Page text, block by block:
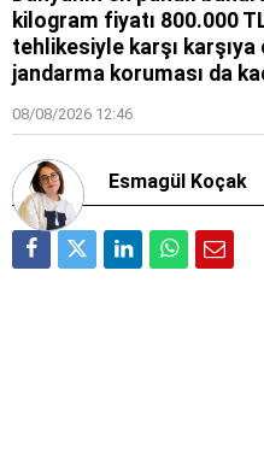
kilogram fiyatı 800.000
tehlikesiyle karşı
jandarma koruması da
08/08/2026 12:46
Esmagül Koçak